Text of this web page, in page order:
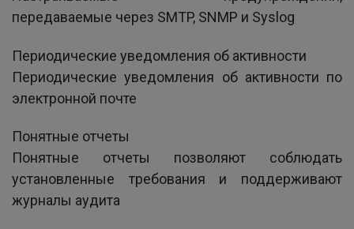
передаваемые через SMTP, SNMP и Syslog
Периодические уведомления об активности
Периодические уведомления об активности по
электронной почте
Понятные отчеты
Понятные отчеты позволяют соблюдать
установленные требования и поддерживают
журналы аудита